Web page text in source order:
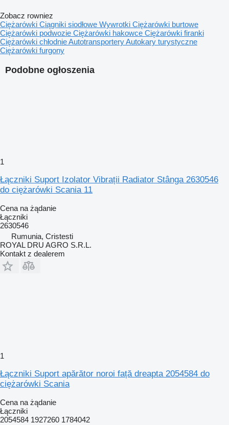
Podobne ogłoszenia
1
Łączniki Suport Izolator Vibrații Radiator Stânga 2630546
do ciężarówki Scania 11
Cena na żądanie
Łączniki
2630546
Rumunia, Cristesti
ROYAL DRU AGRO S.R.L.
Kontakt z dealerem
1
Łączniki Suport apărător noroi față dreapta 2054584 do
ciężarówki Scania
Cena na żądanie
Łączniki
2054584 1927260 1784042
Zobacz rowniez
Ciężarówki Ciągniki siodłowe Wywrotki Ciężarówki burtowe
Ciężarówki podwozie Ciężarówki hakowce Ciężarówki firanki
Ciężarówki chłodnieAutotransporteryAutokary turystyczne
Ciężarówki furgony